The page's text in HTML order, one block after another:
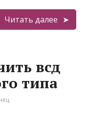
Читать далее
всд
типа